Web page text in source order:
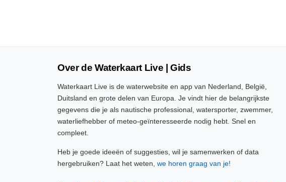
Over de Waterkaart Live | Gids
Waterkaart Live is de waterwebsite en app van Nederland, België,
Duitsland en grote delen van Europa. Je vindt hier de belangrijkste
gegevens die je als nautische professional, watersporter, zwemmer,
waterliefhebber of meteo-geïnteresseerde nodig hebt. Snel en
compleet.
Heb je goede ideeën of suggesties, wil je samenwerken of data
hergebruiken? Laat het weten, we horen graag van je!